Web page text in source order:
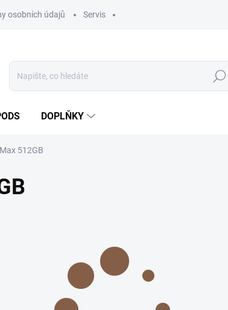
osobních údajů Servis
Hledat
DOPLŇKY
512GB